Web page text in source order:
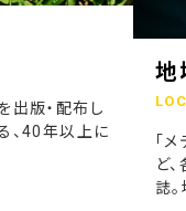
版・配布し
、40年以上に
地
「
ど
誌